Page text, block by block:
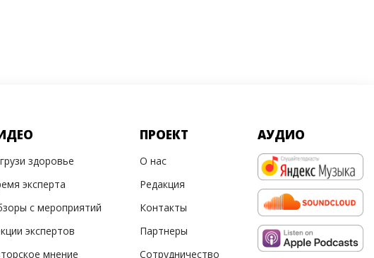
здоровье
эксперта
с мероприятий
экспертов
мнение
ПРОЕКТ
О нас
Редакция
Контакты
Партнеры
Сотрудничество
АУДИО